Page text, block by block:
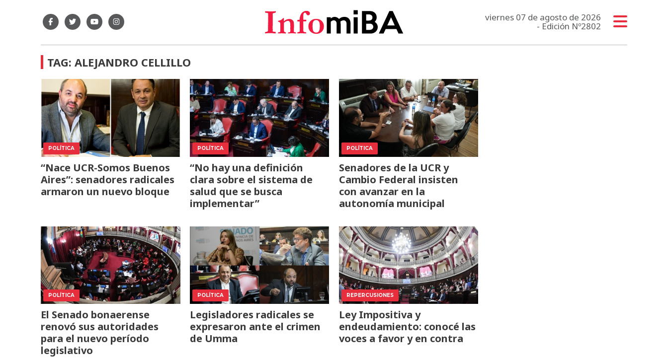
viernes 07 de agosto de 2026
- Edición Nº2802
TAG: ALEJANDRO CELLILLO
POLÍTICA
“Nace UCR-Somos Buenos
Aires”: senadores radicales
armaron un nuevo bloque
POLÍTICA
“No hay una definición
clara sobre el sistema de
salud que se busca
implementar”
POLÍTICA
Senadores de la UCR y
Cambio Federal insisten
con avanzar en la
autonomía municipal
POLÍTICA
El Senado bonaerense
renovó sus autoridades
para el nuevo período
legislativo
POLÍTICA
Legisladores radicales se
expresaron ante el crimen
de Umma
REPERCUSIONES
Ley Impositiva y
endeudamiento: conocé las
voces a favor y en contra